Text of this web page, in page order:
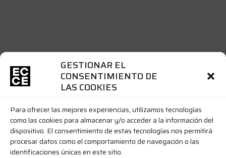
GESTIONAR EL
CONSENTIMIENTO DE
LAS COOKIES
Para ofrecer las mejores experiencias, utilizamos tecnologías
como las cookies para almacenar y/o acceder a la información del
dispositivo. El consentimiento de estas tecnologías nos permitirá
procesar datos como el comportamiento de navegación o las
identificaciones únicas en este sitio.